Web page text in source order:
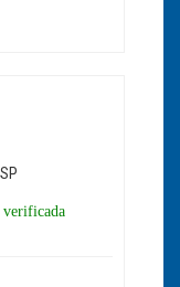
verificada